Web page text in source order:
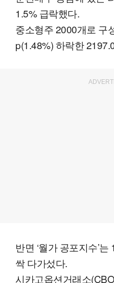
1.5% 급락했다.
중소형주 2000개로 구
p(1.48%) 하락한
반면 ‘월가 공포지수’
싹 다가섰다.
시카고옵션거래소